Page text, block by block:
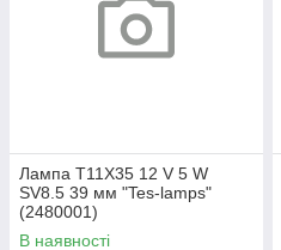
Лампа T11X35 12 V 5 W
SV8.5 39 мм "Tes-lamps"
(2480001)
В наявності